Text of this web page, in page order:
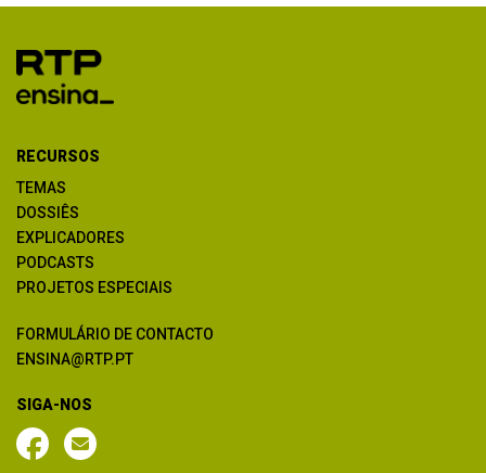
RECURSOS
TEMAS
DOSSIÊS
EXPLICADORES
PODCASTS
PROJETOS ESPECIAIS
FORMULÁRIO DE CONTACTO
ENSINA@RTP.PT
SIGA-NOS